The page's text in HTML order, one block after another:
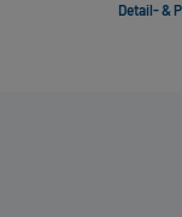
Detail- &